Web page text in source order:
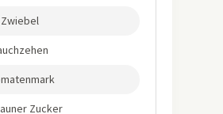
Zucker